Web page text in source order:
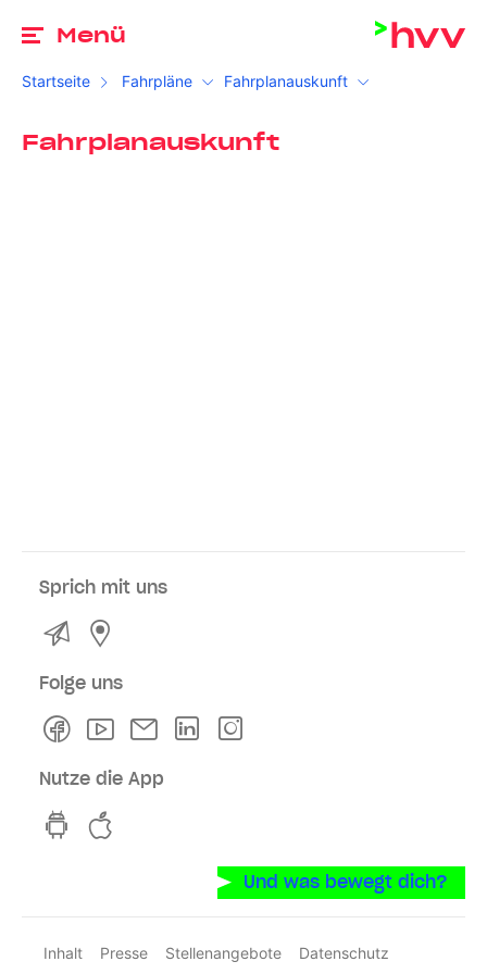
Menü
Startseite Fahrpläne Fahrplanauskunft
Fahrplanauskunft
Sprich mit uns
Kontakt
Folge uns
FacebookYoutubeNewsletterLinkedln
Nutze die App
hvv switch App auf GooglePlay
Und was bewegt dich?
Inhalt Presse Stellenangebote
Datenschutz